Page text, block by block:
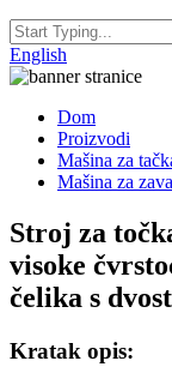
English
Dom
Proizvodi
Mašina za
Mašina za
Stroj za
visoke
čelika s
Kratak opis: